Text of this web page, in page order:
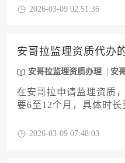
当地合作伙伴等多种关
险的首要步骤。
2026-03-09 02:51:36
安哥拉监理资质代办
安哥拉监理资质办理 安
在安哥拉申请监理资质
要6至12个月，具体时
2026-03-09 07:48:03